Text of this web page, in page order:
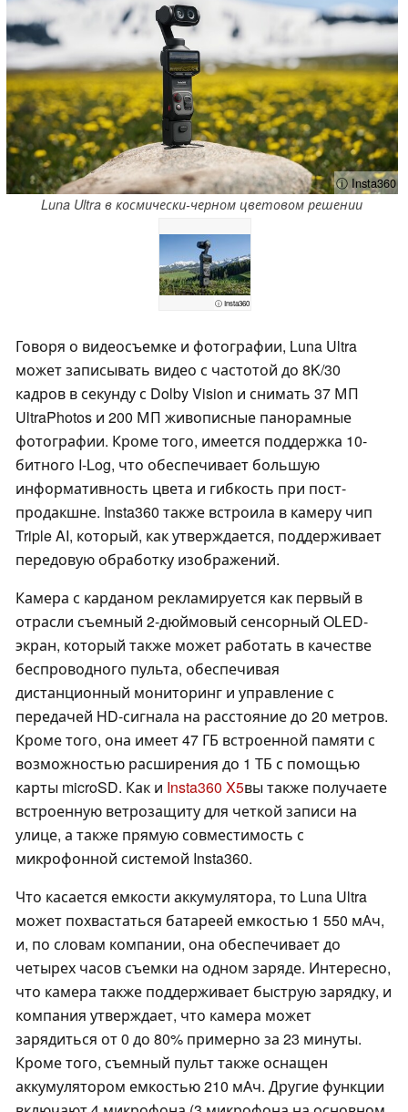
ⓘ Insta360
Luna Ultra в космически-черном цветовом решении
ⓘ Insta360
Говоря о видеосъемке и фотографии, Luna Ultra
может записывать видео с частотой до 8K/30
кадров в секунду с Dolby Vision и снимать 37 МП
UltraPhotos и 200 МП живописные панорамные
фотографии. Кроме того, имеется поддержка 10-
битного I-Log, что обеспечивает большую
информативность цвета и гибкость при пост-
продакшне. Insta360 также встроила в камеру чип
Triple AI, который, как утверждается, поддерживает
передовую обработку изображений.
Камера с карданом рекламируется как первый в
отрасли съемный 2-дюймовый сенсорный OLED-
экран, который также может работать в качестве
беспроводного пульта, обеспечивая
дистанционный мониторинг и управление с
передачей HD-сигнала на расстояние до 20 метров.
Кроме того, она имеет 47 ГБ встроенной памяти с
возможностью расширения до 1 ТБ с помощью
карты microSD. Как и Insta360 X5вы также получаете
встроенную ветрозащиту для четкой записи на
улице, а также прямую совместимость с
микрофонной системой Insta360.
Что касается емкости аккумулятора, то Luna Ultra
может похвастаться батареей емкостью 1 550 мАч,
и, по словам компании, она обеспечивает до
четырех часов съемки на одном заряде. Интересно,
что камера также поддерживает быструю зарядку, и
компания утверждает, что камера может
зарядиться от 0 до 80% примерно за 23 минуты.
Кроме того, съемный пульт также оснащен
аккумулятором емкостью 210 мАч. Другие функции